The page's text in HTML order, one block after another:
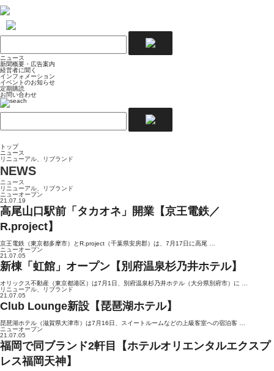
ニュース
新聞概要・広告案内
経営者に聞く
インフォメーション
イベントのお知らせ
定期購読
お問い合わせ
トップ
ニュース
リニューアル、リブランド
NEWS
ニュース
リニューアル、リブランド
ニューオープン
21.07.19
高尾山口駅前「タカオネ」開業【京王電鉄／
R.project】
京王電鉄（東京都多摩市）とR.project（千葉県安房郡）は、7月17日に高尾 …
ニューオープン
21.07.05
新棟「虹館」オープン【別府温泉杉乃井ホテル】
オリックス不動産（東京都港区）は7月1日、別府温泉杉乃井ホテル（大分県別府市）に …
リニューアル、リブランド
21.07.05
Club Lounge新設【琵琶湖ホテル】
琵琶湖ホテル（滋賀県大津市）は7月16日、スイートルームなどの上級客室への宿泊客 …
ニューオープン
21.07.05
福岡で同ブランド2軒目【ホテルオリエンタルエクスプ
レス福岡天神】